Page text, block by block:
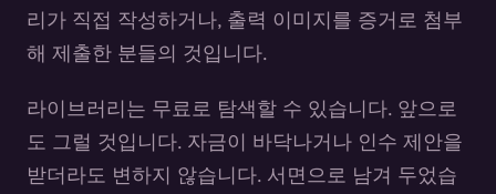
리가 직접 작성하거나, 출력 이미지를 증거로 첨부
해 제출한 분들의 것입니다.
라이브러리는 무료로 탐색할 수 있습니다. 앞으로
도 그럴 것입니다. 자금이 바닥나거나 인수 제안을
받더라도 변하지 않습니다. 서면으로 남겨 두었습